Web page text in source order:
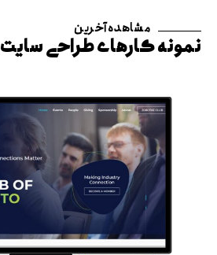
مشاهده آخرین
نمونه کارهای طراحی سایت